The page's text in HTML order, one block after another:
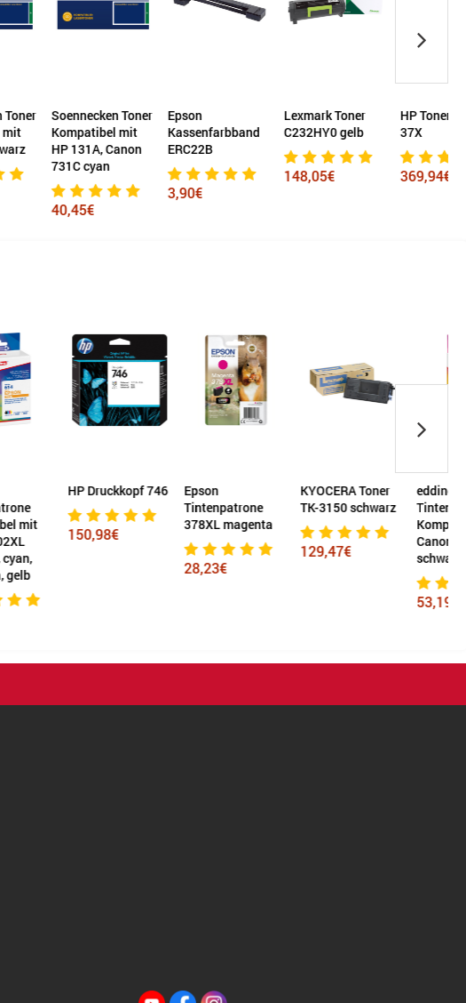
Toner
mit
131A, Canon
cyan
Epson
Kassenfarbband
ERC22B
3,90€
Lexmark Toner
C232HY0 gelb
148,05€
HP Toner schwarz
37X
HP Druckkopf 746
Epson
Tintenpatrone
378XL magenta
KYOCERA Toner
TK-3150 schwarz
129,47€
edding
Tintenpatrone
Kompatibel mit
Canon PG-560XL
schwarz